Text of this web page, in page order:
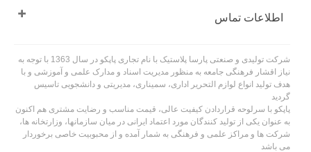
اطلاعات تماس
شرکت تولیدی و صنعتی پارسا پلاستیک با نام تجاری پاپکو در سال 1363 با توجه به
نیاز اقشار فرهنگی جامعه به منظور مدیریت اسناد و مدارک علمی و آموزشی و با
هدف تولید انواع لوازم التحریر اداری، سمیناری، مدیریتی و دانشجویی تاسیس
گردید
پاپکو با سرلوحه قراردادن کیفیت عالی، قیمت مناسب و رضایت مشتری هم اکنون
به عنوان یکی از تولید کنندگان مورد اعتماد ایرانی در میان سازمانها، وزارتخانه ها،
شرکت ها و مراکز علمی و فرهنگی به شمار آمده و از محبوبیت خاصی برخوردار
می باشد